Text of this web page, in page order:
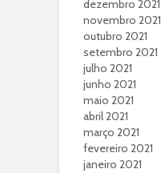
dezembro 2021
novembro 2021
outubro 2021
setembro 2021
julho 2021
junho 2021
maio 2021
abril 2021
março 2021
fevereiro 2021
janeiro 2021